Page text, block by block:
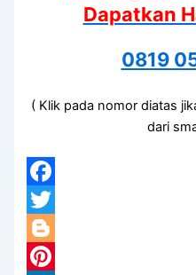
Dapatkan
0819
( Klik pada nomor diatas
dari
Facebook
Twitter
Blogger